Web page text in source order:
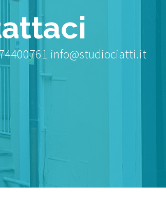
info@studiociatti.it